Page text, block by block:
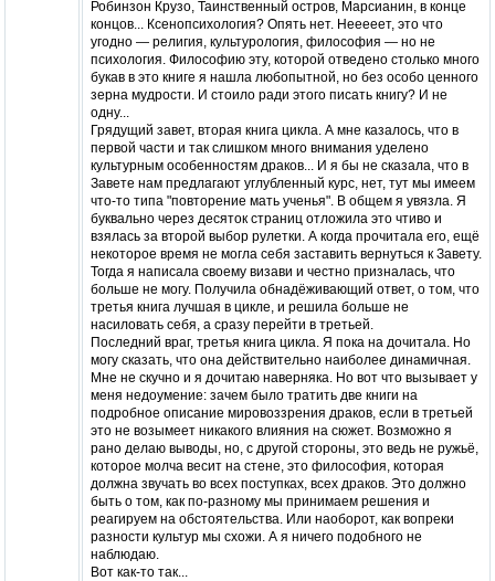
Робинзон Крузо, Таинственный остров, Марсианин, в конце
концов... Ксенопсихология? Опять нет. Нееееет, это что
угодно — религия, культурология, философия — но не
психология. Философию эту, которой отведено столько много
букав в это книге я нашла любопытной, но без особо ценного
зерна мудрости. И стоило ради этого писать книгу? И не
одну...
Грядущий завет, вторая книга цикла. А мне казалось, что в
первой части и так слишком много внимания уделено
культурным особенностям драков... И я бы не сказала, что в
Завете нам предлагают углубленный курс, нет, тут мы имеем
что-то типа "повторение мать ученья". В общем я увязла. Я
буквально через десяток страниц отложила это чтиво и
взялась за второй выбор рулетки. А когда прочитала его, ещё
некоторое время не могла себя заставить вернуться к Завету.
Тогда я написала своему визави и честно призналась, что
больше не могу. Получила обнадёживающий ответ, о том, что
третья книга лучшая в цикле, и решила больше не
насиловать себя, а сразу перейти в третьей.
Последний враг, третья книга цикла. Я пока на дочитала. Но
могу сказать, что она действительно наиболее динамичная.
Мне не скучно и я дочитаю наверняка. Но вот что вызывает у
меня недоумение: зачем было тратить две книги на
подробное описание мировоззрения драков, если в третьей
это не возымеет никакого влияния на сюжет. Возможно я
рано делаю выводы, но, с другой стороны, это ведь не ружьё,
которое молча весит на стене, это философия, которая
должна звучать во всех поступках, всех драков. Это должно
быть о том, как по-разному мы принимаем решения и
реагируем на обстоятельства. Или наоборот, как вопреки
разности культур мы схожи. А я ничего подобного не
наблюдаю.
Вот как-то так...